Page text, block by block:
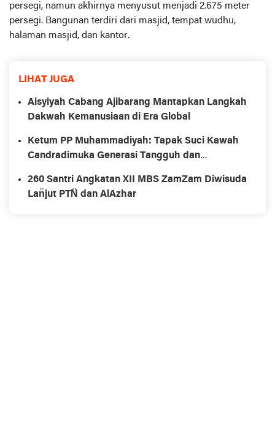
persegi, namun akhirnya menyusut menjadi 2.675 meter
persegi. Bangunan terdiri dari masjid, tempat wudhu,
halaman masjid, dan kantor.
LIHAT JUGA
Aisyiyah Cabang Ajibarang Mantapkan Langkah
Dakwah Kemanusiaan di Era Global
Ketum PP Muhammadiyah: Tapak Suci Kawah
Candradimuka Generasi Tangguh dan
260 Santri Angkatan XII MBS ZamZam Diwisuda
Lan̈jut PTN̈ dan AlAzhar